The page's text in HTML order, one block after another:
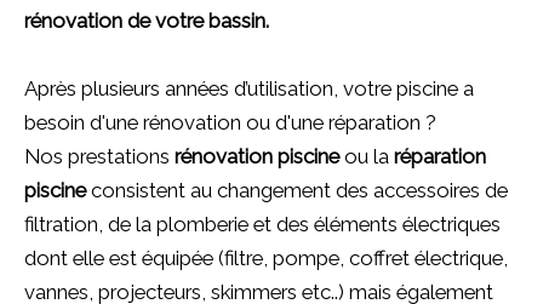
rénovation de votre bassin.
Après plusieurs années d’utilisation, votre piscine a
besoin d'une rénovation ou d'une réparation ?
Nos prestations rénovation piscineou la réparation
piscineconsistent au changement des accessoires de
filtration, de la plomberie et des éléments électriques
dont elle est équipée (filtre, pompe, coffret électrique,
vannes, projecteurs, skimmers etc..) mais également